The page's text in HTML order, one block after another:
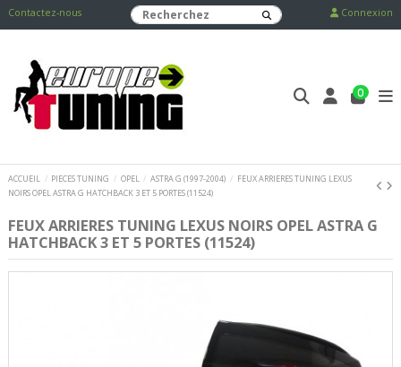
Contactez-nous Connexion
0
ACCUEIL PIECES TUNING OPEL ASTRA G (1997-2004)
FEUX ARRIERES TUNING LEXUS
NOIRS OPEL ASTRA G HATCHBACK 3 ET 5 PORTES (11524)
FEUX ARRIERES TUNING LEXUS NOIRS OPEL ASTRA G
HATCHBACK 3 ET 5 PORTES (11524)